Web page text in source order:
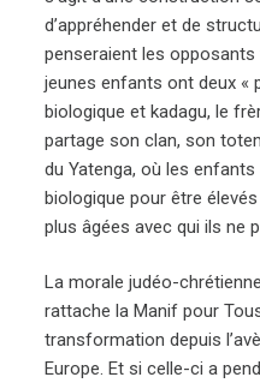
d’appréhender et de
penseraient les
jeunes enfants ont deux «
biologique et kadagu, le
partage son clan, son
du Yatenga, où les
biologique pour être
plus âgées avec qui ils ne
La morale judéo-
rattache la Manif pour
transformation depuis
Europe. Et si celle-ci a